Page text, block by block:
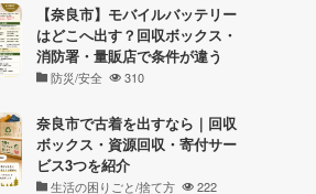
【奈良市】モバイルバッテリー
はどこへ出す？回収ボックス・
消防署・量販店で条件が違う
防災/安全 310
奈良市で古着を出すなら｜回収
ボックス・資源回収・寄付サー
ビス3つを紹介
生活の困りごと/捨て方 222